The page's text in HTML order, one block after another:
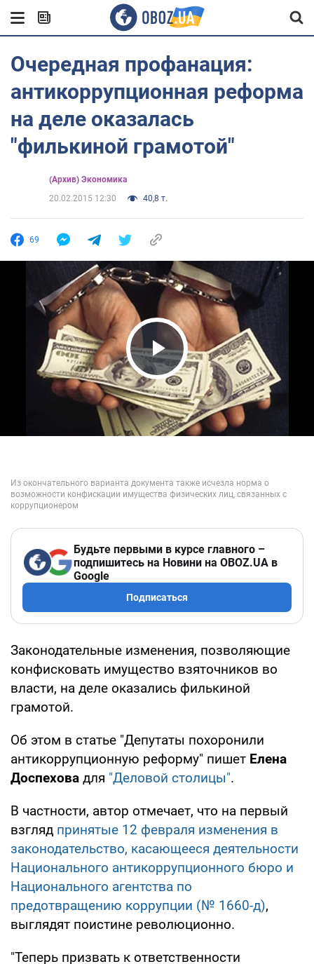
Очередная профанация:
антикоррупционная реформа
на деле оказалась
"филькиной грамотой"
(Архив) Экономика
20.02.2015 12:30
40,8 т.
69
Play Video
Будьте первыми в курсе главного –
подпишитесь на Новини на OBOZ.UA в
Google
Подписаться
Законодательные изменения, позволяющие
конфисковать имущество взяточников во
власти, на деле оказались филькиной
грамотой.
Об этом в статье "Депутаты похоронили
антикоррупционную реформу" пишет Елена
Доспехова для "Деловой столицы".
В частности, автор отмечает, что на первый
взгляд принятые 12 февраля изменения в
законодательство, касающееся деятельности
Национального антикоррупционного бюро и
Национального агентства по
предотвращению коррупции (№ 1660-д),
выглядят поистине революционно.
"Теперь призвать к ответственности